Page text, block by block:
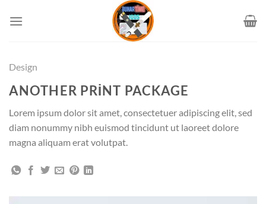
atla
Design
ANOTHER PRINT PACKAGE
Lorem ipsum dolor sit amet, consectetuer adipiscing elit, sed
diam nonummy nibh euismod tincidunt ut laoreet dolore
magna aliquam erat volutpat.